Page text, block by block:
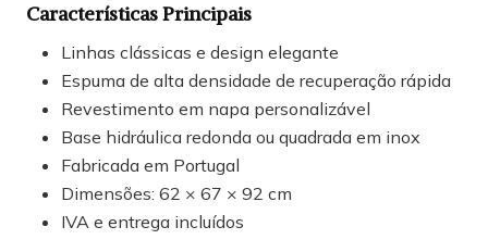
Características Principais
Linhas clássicas e design elegante
Espuma de alta densidade de recuperação rápida
Revestimento em napa personalizável
Base hidráulica redonda ou quadrada em inox
Fabricada em Portugal
Dimensões: 62 × 67 × 92 cm
IVA e entrega incluídos